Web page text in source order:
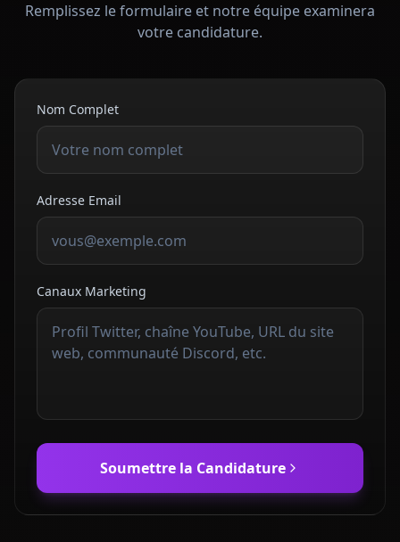
Remplissez le formulaire et notre équipe examinera
votre candidature.
Nom Complet
Adresse Email
Canaux Marketing
Soumettre la Candidature